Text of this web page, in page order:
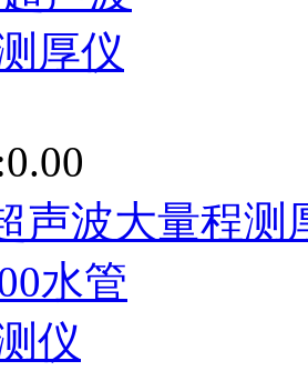
声波大量程测